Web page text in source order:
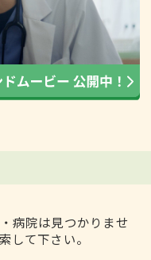
病院は見つかりませ
して下さい。